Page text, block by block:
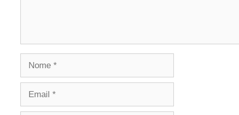
Nome
Email